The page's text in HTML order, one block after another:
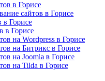
в Горисе
сайтов в Горисе
в Горисе
в Горисе
на Wordpress в Горисе
на Битрикс в Горисе
на Joomla в Горисе
на Tilda в Горисе